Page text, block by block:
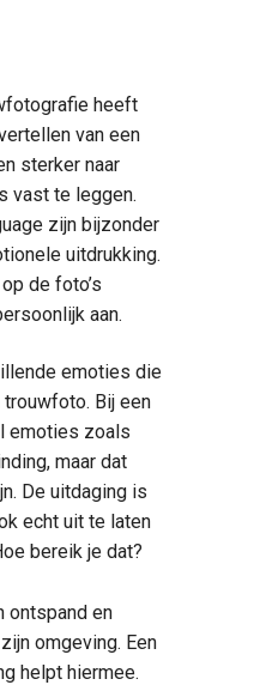
heeft
van een
sterker naar
vast te leggen.
zijn bijzonder
uitdrukking.
de foto’s
aan.
emoties die
Bij een
emoties zoals
maar dat
De uitdaging is
echt uit te laten
bereik je dat?
ontspand en
omgeving. Een
helpt hiermee.